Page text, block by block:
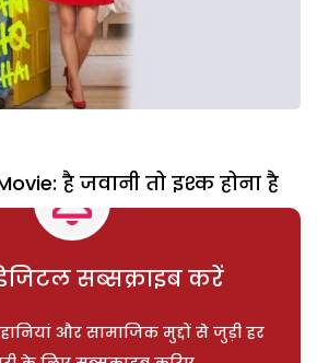
है जवानी तो इश्क होना है
सब्सक्राइब करें
और सामाजिक मुद्दों से जुड़ी हर